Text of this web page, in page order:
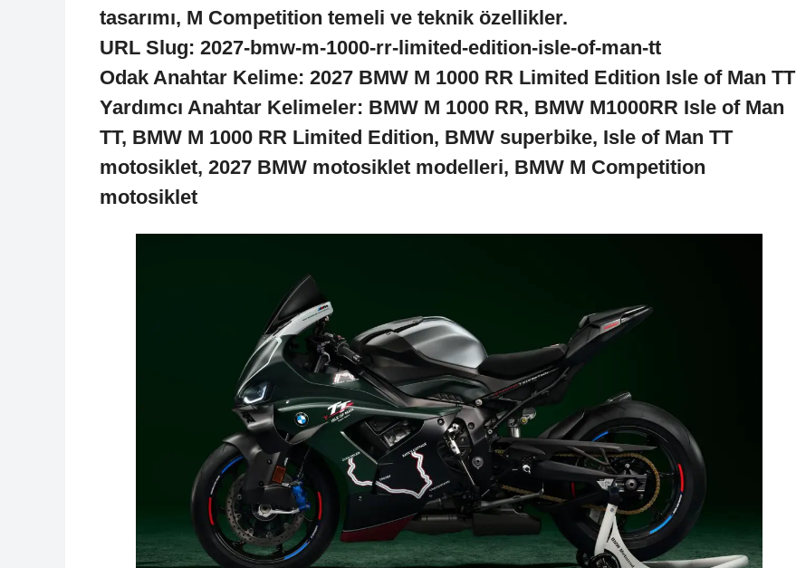
tasarımı, M Competition temeli ve teknik özellikler.
URL Slug: 2027-bmw-m-1000-rr-limited-edition-isle-of-man-tt
Odak Anahtar Kelime: 2027 BMW M 1000 RR Limited Edition Isle of Man TT
Yardımcı Anahtar Kelimeler: BMW M 1000 RR, BMW M1000RR Isle of Man
TT, BMW M 1000 RR Limited Edition, BMW superbike, Isle of Man TT
motosiklet, 2027 BMW motosiklet modelleri, BMW M Competition
motosiklet